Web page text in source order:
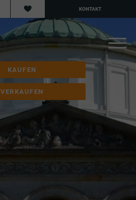
KONTAKT
KAUFEN
VERKAUFEN